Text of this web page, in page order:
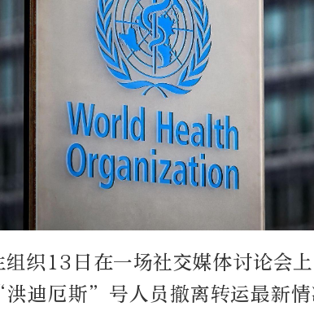
组织13日在一场社交媒体讨论会
迪厄斯”号人员撤离转运最新情